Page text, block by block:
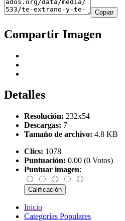
Copiar
Compartir Imagen
Detalles
Resolución: 232x54
Descargas: 7
Tamaño de archivo: 4.8 KB
Clics: 1078
Puntuación: 0.00 (0 Votos)
Puntuar imagen:
Inicio
Categorías Populares